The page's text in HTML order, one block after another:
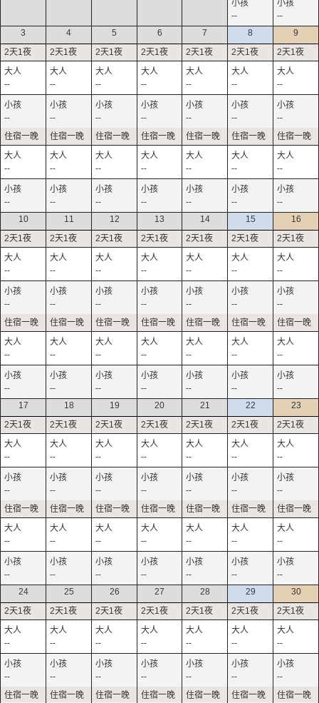
--
--
3
--
--
--
--
4
--
--
--
--
5
--
--
--
--
6
--
--
--
--
7
--
--
--
--
8
--
--
--
--
9
--
--
--
--
10
--
--
--
--
11
--
--
--
--
12
--
--
--
--
13
--
--
--
--
14
--
--
--
--
15
--
--
--
--
16
--
--
--
--
17
--
--
--
--
18
--
--
--
--
19
--
--
--
--
20
--
--
--
--
21
--
--
--
--
22
--
--
--
--
23
--
--
--
--
24
--
--
25
--
--
26
--
--
27
--
--
28
--
--
29
--
--
30
--
--